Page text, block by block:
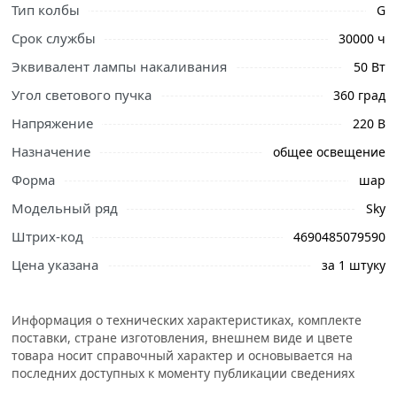
накаливания и рекомендуются для общего освещения
помещения, а также для использования в декоративных
Условия доставки и цены на товар Светодиодная лампа
категорииЛампы действительны в Москве и области.
Тип колбы G
Срок службы 30000 ч
Эквивалент лампы накаливания 50 Вт
Угол светового пучка 360 град
Напряжение 220 В
Назначение общее освещение
Форма шар
Модельный ряд Sky
Штрих-код 4690485079590
Цена указана за 1 штуку
Информация о технических характеристиках, комплекте
поставки, стране изготовления, внешнем виде и цвете
товара носит справочный характер и основывается на
последних доступных к моменту публикации сведениях